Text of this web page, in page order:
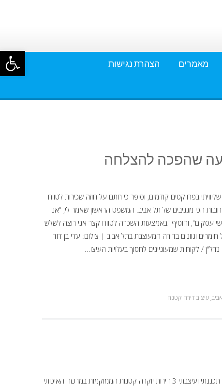
פתח מאמרים הצהרת נגישות
שהפכה להצלחה
בפרויקטים קודמים, וסיפר כי חתם על חוזה שכירות לטווח
הכי מגניבים של תל אביב. המשפט הראשון שאמר לי, "אני
עסקים", והוסיף "באמצעות השכרה לטווח קצר אני רוצה לשלש
וגוונים בדירה המעוצבת בתל אביב | צילום: עדי בן דוד
/ לקוחות שמעוניינים לחסוך בעלויות העיצו...
,עיצוב דירה קטנה
עיצוב מהודק ויוקרתי - סלון דירה 3 בפרויקט זה תכננתי ועיצבתי 3 דירות יוקרה קטנות הממוקמות במרכזה האיכותי